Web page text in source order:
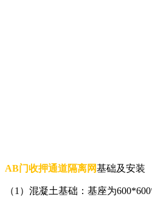
AB门收押通道隔离网基础及安装
（1）混凝土基础：基座为